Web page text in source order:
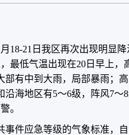
18-21日我区再次出现明显
最低气温出现在20日早上，
有中到大雨，局部暴雨；
海地区有5～6级，阵风7～
。
事件应急等级的气象标准，